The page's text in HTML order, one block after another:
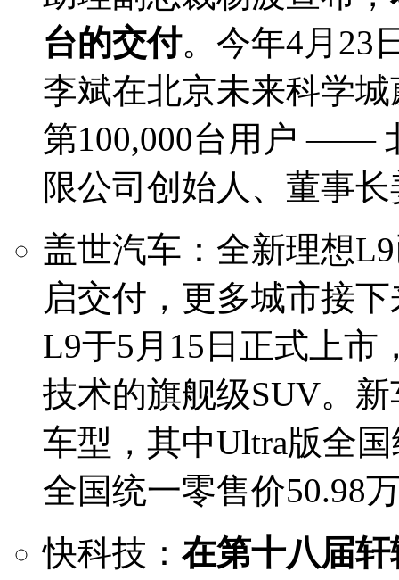
台的交付。今年4月23
李斌在北京未来科学
第100,000台用户 ——
限公司创始人、董事
盖世汽车：全新理想
启交付，更多城市接
L9于5月15日正式上市
技术的旗舰级SUV。
车型，其中Ultra版全
全国统一零售价50.98
快科技： 在第十八届